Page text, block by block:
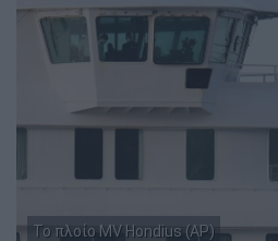
Το πλοίο MV Hondius (AP)